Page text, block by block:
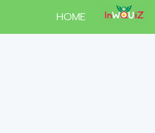
HOME